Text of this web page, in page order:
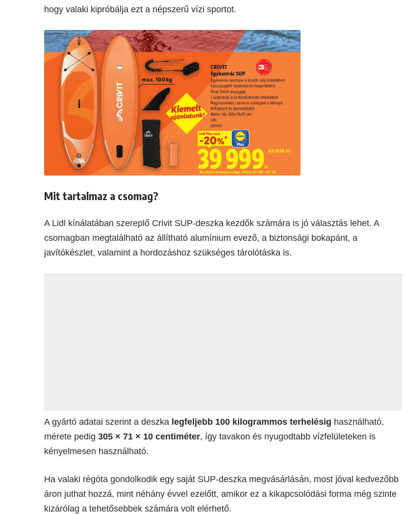
hogy valaki kipróbálja ezt a népszerű vízi sportot.
Mit tartalmaz a csomag?
A Lidl kínálatában szereplő Crivit SUP-deszka kezdők számára is jó választás lehet. A
csomagban megtalálható az állítható alumínium evező, a biztonsági bokapánt, a
javítókészlet, valamint a hordozáshoz szükséges tárolótáska is.
A gyártó adatai szerint a deszka legfeljebb 100 kilogrammos terhelésig használható,
mérete pedig305 × 71 × 10 centiméter, így tavakon és nyugodtabb vízfelületeken is
kényelmesen használható.
Ha valaki régóta gondolkodik egy saját SUP-deszka megvásárlásán, most jóval kedvezőbb
áron juthat hozzá, mint néhány évvel ezelőtt, amikor ez a kikapcsolódási forma még szinte
kizárólag a tehetősebbek számára volt elérhető.